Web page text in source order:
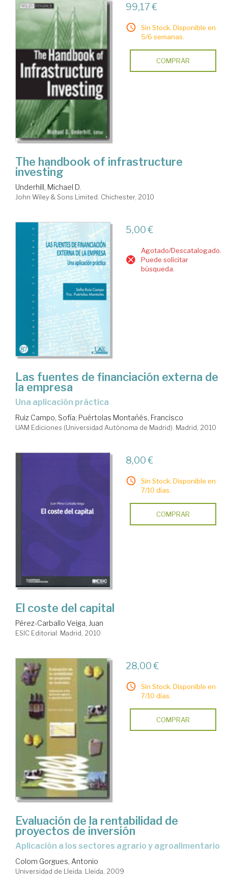
99,17 €
Sin Stock. Disponible en
5/6 semanas.
COMPRAR
The handbook of infrastructure
investing
Underhill, Michael D.
John Wiley & Sons Limited. Chichester, 2010
5,00 €
Agotado/Descatalogado.
Puede solicitar
búsqueda.
Las fuentes de financiación externa de
la empresa
una aplicación práctica
Ruiz Campo, Sofía; Puértolas Montañés, Francisco
UAM Ediciones (Universidad Autónoma de Madrid). Madrid, 2010
8,00 €
Sin Stock. Disponible en
7/10 días.
COMPRAR
El coste del capital
Pérez-Carballo Veiga, Juan
ESIC Editorial. Madrid, 2010
28,00 €
Sin Stock. Disponible en
7/10 días.
COMPRAR
Evaluación de la rentabilidad de
proyectos de inversión
aplicación a los sectores agrario y agroalimentario
Colom Gorgues, Antonio
Universidad de Lleida. Lleida, 2009